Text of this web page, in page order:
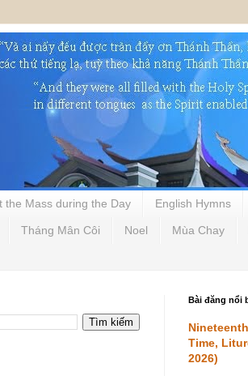
the Mass during the Day English Hymns
Tháng Mân Côi Noel Mùa Chay
Bài đăng nổi
Time,
2026)